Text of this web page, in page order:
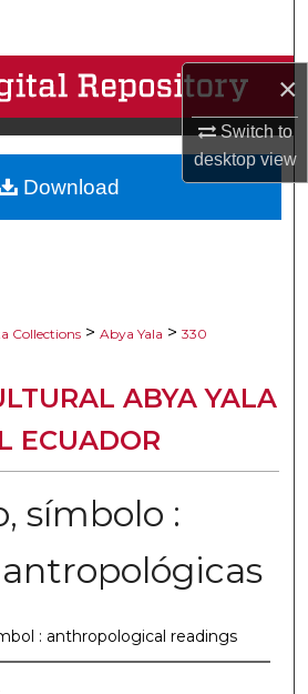
×
Switch to
desktopview
Collections
Account
About
Collections > Abya Yala > 330
ABYA YALA
ECUADOR
símbolo :
: anthropological readings
Download